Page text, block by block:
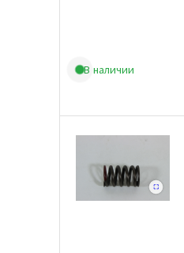
В наличии